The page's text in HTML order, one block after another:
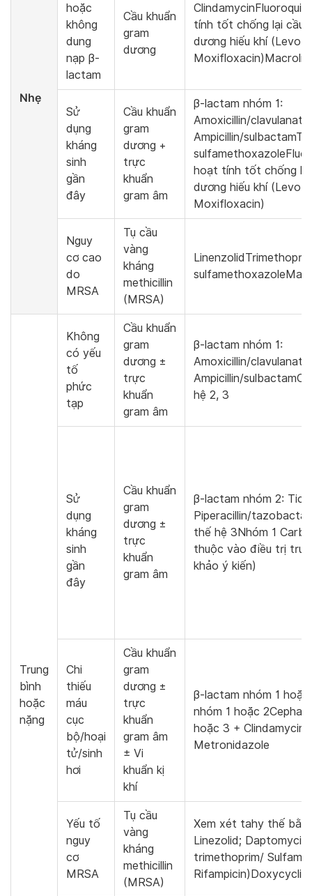
Nhẹ
hoặc
không
dung
nạp β-
lactam
Cầu khuẩn
gram
dương
tính tốt chống lại cầu
dương hiếu khí
Sử
dụng
kháng
sinh
gần
đây
Cầu khuẩn
gram
dương +
trực
khuẩn
gram âm
β-lactam nhóm 1:
Amoxicillin/clavulanate,
Ampicillin/
hoạt tính tốt chống lại
dương hiếu khí
Moxifloxacin)
Nguy
cơ cao
do
MRSA
Tụ cầu
vàng
kháng
methicillin
(MRSA)
Trung
bình
hoặc
nặng
Không
có yếu
tố
phức
tạp
Cầu khuẩn
gram
dương ±
trực
khuẩn
gram âm
β-lactam nhóm 1:
Amoxicillin/clavulanate,
Ampicillin/
hệ 2, 3
Sử
dụng
kháng
sinh
gần
đây
Cầu khuẩn
gram
dương ±
trực
khuẩn
gram âm
β-lactam nhóm 2:
Piperacillin/
thế hệ 3Nhóm 1
thuộc vào điều trị
khảo ý kiến)
Chi
thiếu
máu
cục
bộ/hoại
tử/sinh
hơi
Cầu khuẩn
gram
dương ±
trực
khuẩn
gram âm
± Vi
khuẩn kị
khí
β-lactam nhóm 1 hoặc
nhóm 1 hoặc
hoặc 3 + Clindamycin
Metronidazole
Yếu tố
nguy
cơ
MRSA
Tụ cầu
vàng
kháng
methicillin
(MRSA)
Xem xét tahy thế
Linezolid;
trimethoprim/